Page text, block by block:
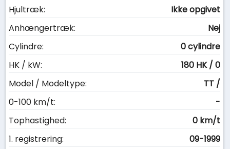
Hjultræk:
Ikke opgivet
Anhængertræk:
Nej
Cylindre:
0 cylindre
HK / kW:
180 HK / 0
Model / Modeltype:
TT /
0-100 km/t:
-
Tophastighed:
0 km/t
1. registrering:
09-1999